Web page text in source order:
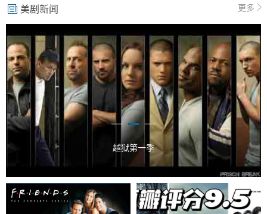
美剧新闻 更多
越狱第一季